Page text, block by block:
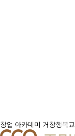
창업 아카데미 거창행복